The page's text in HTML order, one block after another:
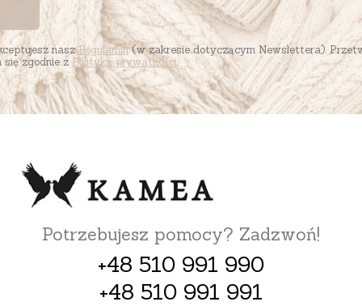
naszRegulamin(w zakresie dotyczącym Newslettera).
się zgodnie zPolityką prywatności.
Potrzebujesz pomocy? Zadzwoń!
+48 510 991 990
+48 510 991 991